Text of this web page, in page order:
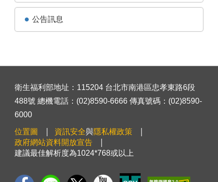
公告訊息
衛生福利部地址：115204 台北市南港區忠孝東路6段
488號 總機電話：(02)8590-6666 傳真號碼：(02)8590-
6000
位置圖 資訊安全與隱私權政策
政府網站資料開放宣告
建議最佳解析度為1024*768或以上